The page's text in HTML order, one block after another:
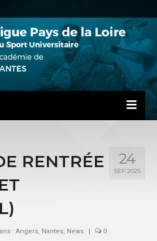
– DÉMARCHES
24
SEP 2025
RENTRÉE
: Angers, Nantes, News | 0